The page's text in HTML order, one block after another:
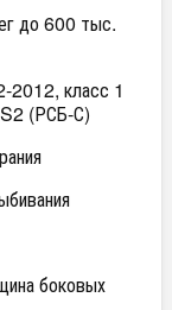
до 600 тыс.
2012, класс 1
(РСБ-С)
боковых